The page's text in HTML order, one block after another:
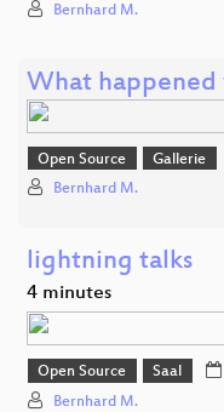
Bernhard M.
What
Open Source Gallerie
Bernhard M.
lightning talks
4 minutes
Open Source Saal
Bernhard M.